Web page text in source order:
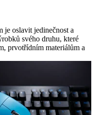
je oslavit jedinečnost a
svého druhu, které
prvotřídním materiálům a